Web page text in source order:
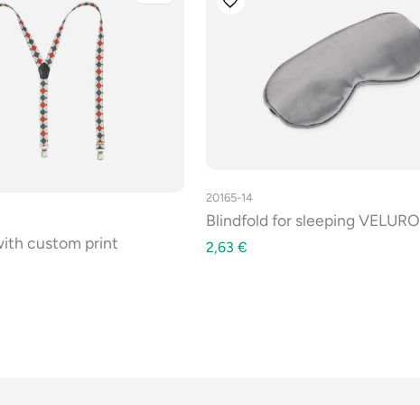
custom print
20165-14
Blindfold for sleeping VELURO
2,63 €